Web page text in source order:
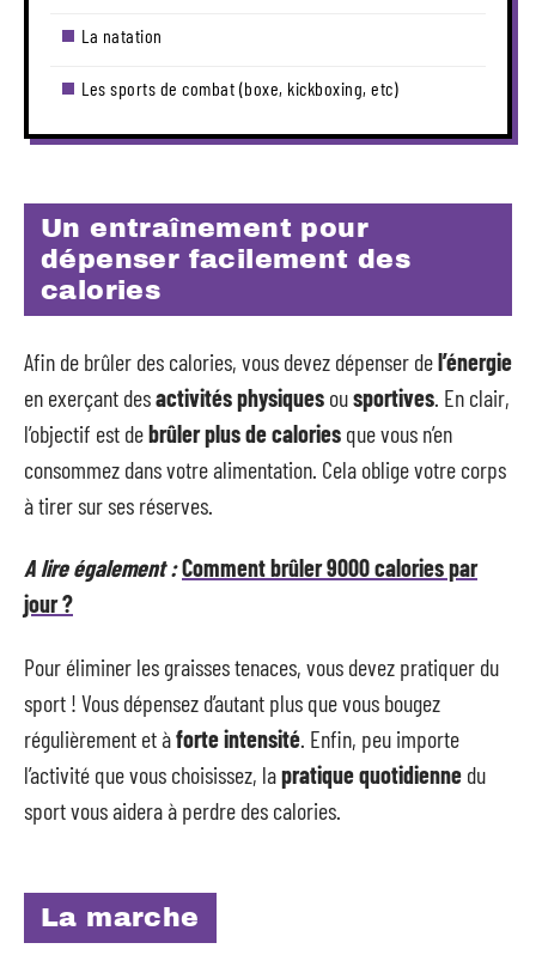
La natation
Les sports de combat (boxe, kickboxing, etc)
Un entraînement pour
dépenser facilement des
calories
Afin de brûler des calories, vous devez dépenser del’énergie
en exerçant desactivités physiques ousportives . En clair,
l’objectif est debrûler plus de calories que vous n’en
consommez dans votre alimentation. Cela oblige votre corps
à tirer sur ses réserves.
A lire également :Comment brûler 9000 calories par
jour ?
Pour éliminer les graisses tenaces, vous devez pratiquer du
sport ! Vous dépensez d’autant plus que vous bougez
régulièrement et àforte intensité . Enfin, peu importe
l’activité que vous choisissez, lapratique quotidienne du
sport vous aidera à perdre des calories.
La marche